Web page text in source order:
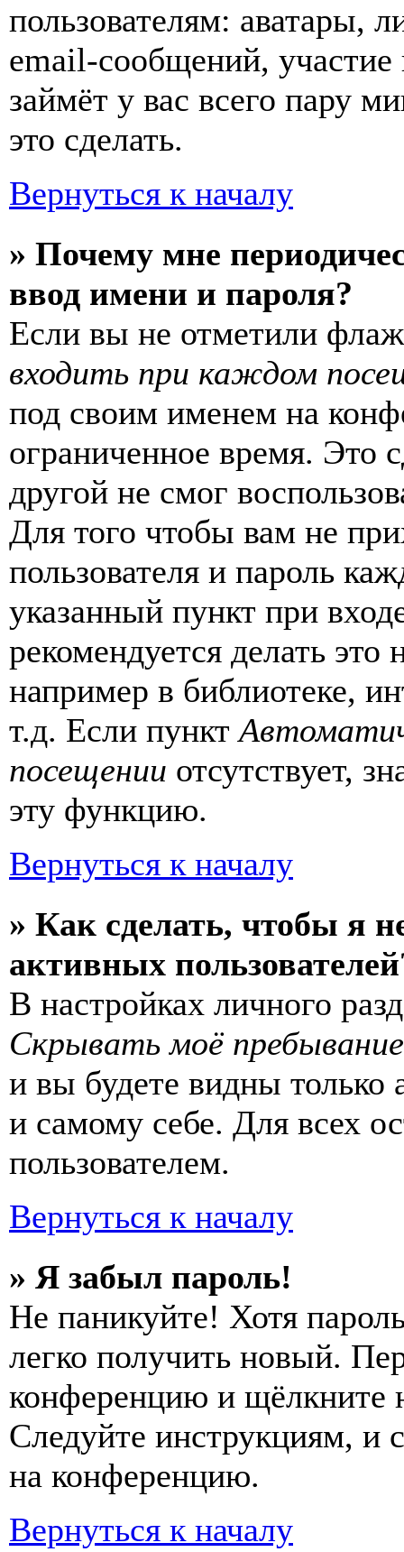
пользователям: аватары,
email-сообщений, участие
займёт у вас всего пару
это сделать.
Вернуться к началу
» Почему мне
ввод имени и пароля?
Если вы не отметили
входить при каждом
под своим именем на
ограниченное время. Это
другой не смог
Для того чтобы вам не
пользователя и пароль
указанный пункт при
рекомендуется делать
например в библиотеке,
т.д. Если пункт
посещении отсутствует,
эту функцию.
Вернуться к началу
» Как сделать, чтобы я
активных
В настройках личного
Скрывать моё
и вы будете видны только
и самому себе. Для всех
пользователем.
Вернуться к началу
» Я забыл пароль!
Не паникуйте! Хотя
легко получить новый.
конференцию и щёлкните
Следуйте инструкциям, и
на конференцию.
Вернуться к началу